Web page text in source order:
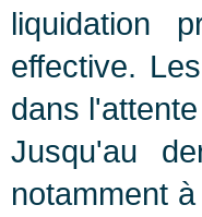
liquidation
effective.
dans
Jusqu'au
notamment